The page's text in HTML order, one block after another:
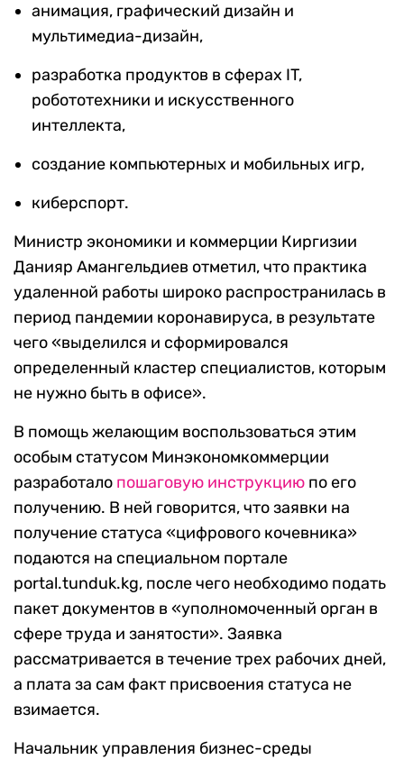
анимация, графический дизайн и
мультимедиа-дизайн,
разработка продуктов в сферах IT,
робототехники и искусственного
интеллекта,
создание компьютерных и мобильных игр,
киберспорт.
Министр экономики и коммерции Киргизии
Данияр Амангельдиев отметил, что практика
удаленной работы широко распространилась в
период пандемии коронавируса, в результате
чего «выделился и сформировался
определенный кластер специалистов, которым
не нужно быть в офисе».
В помощь желающим воспользоваться этим
особым статусом Минэкономкоммерции
разработало пошаговую инструкцию по его
получению. В ней говорится, что заявки на
получение статуса «цифрового кочевника»
подаются на специальном портале
portal.tunduk.kg, после чего необходимо подать
пакет документов в «уполномоченный орган в
сфере труда и занятости». Заявка
рассматривается в течение трех рабочих дней,
а плата за сам факт присвоения статуса не
взимается.
Начальник управления бизнес-среды